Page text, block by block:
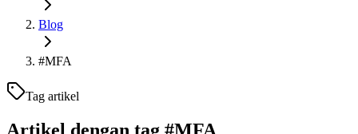
Blog
#MFA
Tag artikel